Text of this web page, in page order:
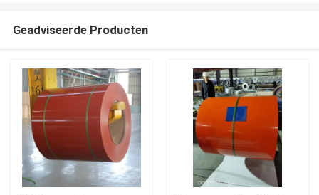
Huis
Geadviseerde Producten